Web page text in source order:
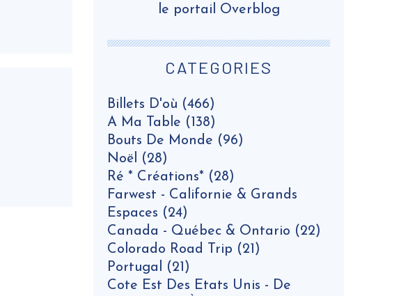
CATEGORIES
Billets D'où (466)
A Ma Table (138)
Bouts De Monde (96)
Noël (28)
Ré * Créations* (28)
Farwest - Californie & Grands
Espaces (24)
Canada - Québec & Ontario (22)
Colorado Road Trip (21)
Portugal (21)
Cote Est Des Etats Unis - De
le portail Overblog